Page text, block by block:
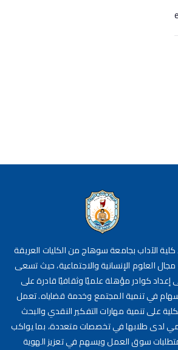
الآداب بجامعة سوهاج من الكليات العريقة
العلوم الإنسانية والاجتماعية، حيث تسعى
إعداد كوادر مؤهلة علميًا وثقافيًا قادرة على
في تنمية المجتمع وخدمة قضاياه. تعمل
على تنمية مهارات التفكير النقدي والبحث
لدى طلابها في تخصصات متعددة، بما يواكب
سوق العمل ويسهم في تعزيز الهوية